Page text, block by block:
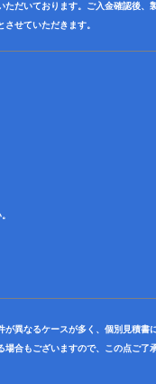
だいております。ご入金確認後、
せていただきます。
異なるケースが多く、個別見積書
合もございますので、この点ご了